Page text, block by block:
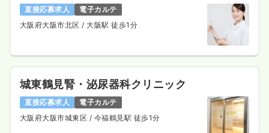
直接応募求人
電子カルテ
大阪府大阪市北区/ 大阪駅 徒歩1分
城東鶴見腎・泌尿器科クリニック
直接応募求人
電子カルテ
大阪府大阪市城東区 / 今福鶴見駅 徒歩1分